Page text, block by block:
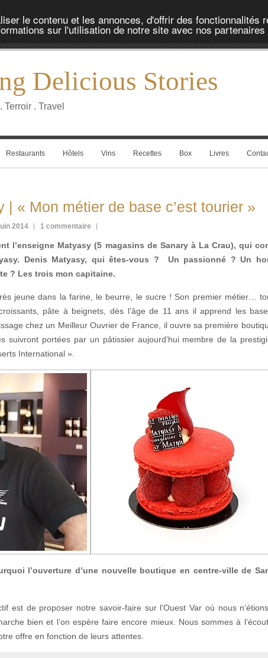
le contenu et les annonces, d'offrir des
sur l'utilisation de notre site avec nos
Delicious Stories
. Travel
Restaurants Hôtels Vins Recettes Box Livres
| « Mon métier de base c’est tourier »
2014 1 commentaire
l’enseigne Matyasy (5 magasins de Sanary à La Crau), qui
Denis Matyasy, qui êtes-vous ? Un passionné ? Un
? Les trois mon capitaine.
jeune dans la farine, le beurre, le sucre ! Son premier métier…
pâte à beignets, dès l’âge de 11 ans il apprend les
chez un Meilleur Ouvrier de France, il ouvre sa première
suivront portées par un pâtissier aujourd’hui membre de la
International ».
l’ouverture d’une nouvelle boutique en centre-ville de
est de proposer notre savoir-faire sur l’Ouest Var où nous
bien et l’on espère faire encore mieux. Nous sommes à
offre en fonction de leurs attentes.